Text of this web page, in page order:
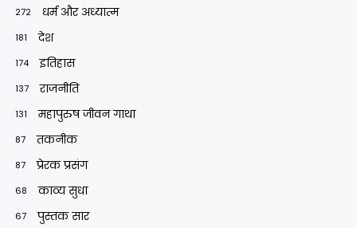
272 धर्म और अध्यात्म
181 देश
174 इतिहास
137 राजनीति
131 महापुरुष जीवन गाथा
87 तकनीक
87 प्रेरक प्रसंग
68 काव्य सुधा
67 पुस्तक सार